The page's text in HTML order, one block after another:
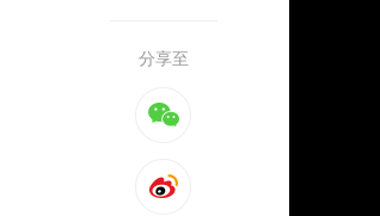
分享至